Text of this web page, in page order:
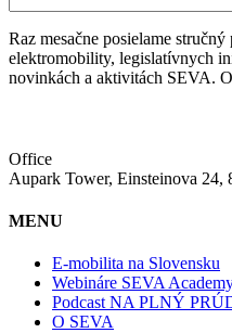
Raz mesačne posielame
elektromobility, legislatívnych
novinkách a aktivitách SEVA.
Office
Aupark Tower, Einsteinova 24,
MENU
E-mobilita na Slovensku
Webináre SEVA
Podcast NA PLNÝ
O SEVA